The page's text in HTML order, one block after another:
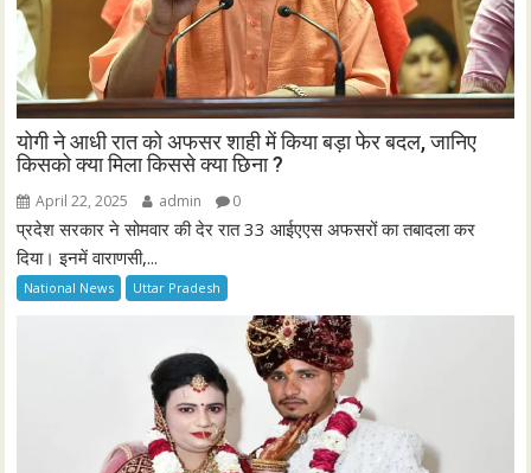
योगी ने आधी रात को अफसर शाही में किया बड़ा फेर बदल, जानिए
किसको क्या मिला किससे क्या छिना ?
April 22, 2025 admin 0
प्रदेश सरकार ने सोमवार की देर रात 33 आईएएस अफसरों का तबादला कर
दिया। इनमें वाराणसी,...
National News Uttar Pradesh